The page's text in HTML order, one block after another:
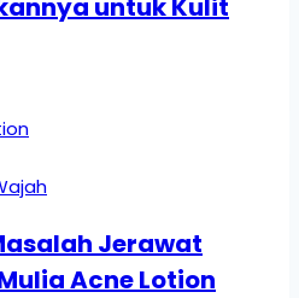
untuk Kulit
Jerawat
Acne Lotion